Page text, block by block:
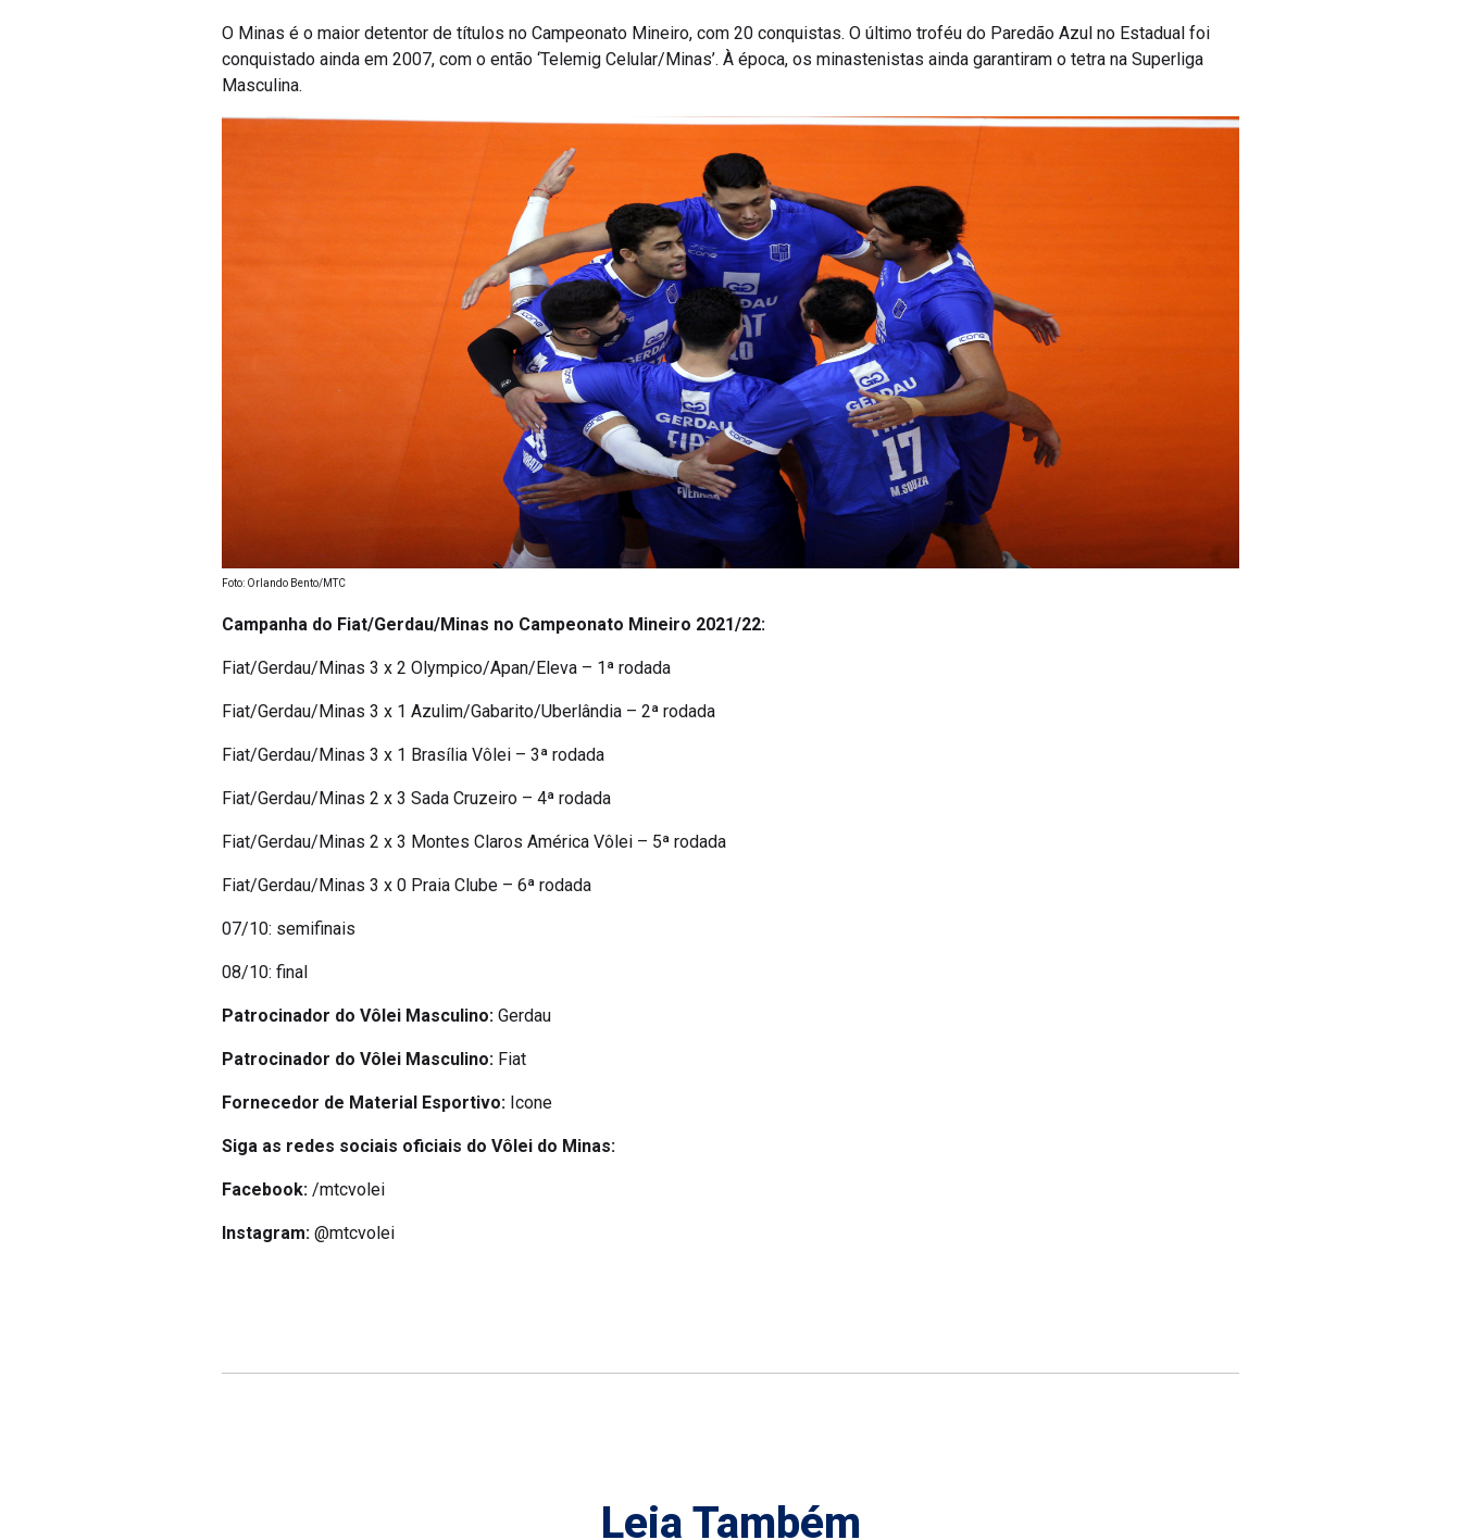
O Minas é o maior detentor de títulos no Campeonato Mineiro, com 20 conquistas. O último troféu do Paredão Azul no Estadual foi
conquistado ainda em 2007, com o então ‘Telemig Celular/Minas’. À época, os minastenistas ainda garantiram o tetra na Superliga
Masculina.
Foto: Orlando Bento/MTC
Campanha do Fiat/Gerdau/Minas no Campeonato Mineiro 2021/22:
Fiat/Gerdau/Minas 3 x 2 Olympico/Apan/Eleva – 1ª rodada
Fiat/Gerdau/Minas 3 x 1 Azulim/Gabarito/Uberlândia – 2ª rodada
Fiat/Gerdau/Minas 3 x 1 Brasília Vôlei – 3ª rodada
Fiat/Gerdau/Minas 2 x 3 Sada Cruzeiro – 4ª rodada
Fiat/Gerdau/Minas 2 x 3 Montes Claros América Vôlei – 5ª rodada
Fiat/Gerdau/Minas 3 x 0 Praia Clube – 6ª rodada
07/10: semifinais
08/10: final
Patrocinador do Vôlei Masculino: Gerdau
Patrocinador do Vôlei Masculino: Fiat
Fornecedor de Material Esportivo: Icone
Siga as redes sociais oficiais do Vôlei do Minas:
Facebook: /mtcvolei
Instagram: @mtcvolei
Leia Também